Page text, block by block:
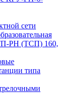
сети
РН (ТСП) 160,
типа